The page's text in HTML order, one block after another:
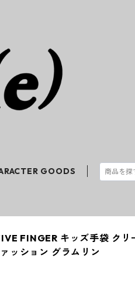
GOODS
FINGER キッズ手袋 クリ
ッション グラムリン